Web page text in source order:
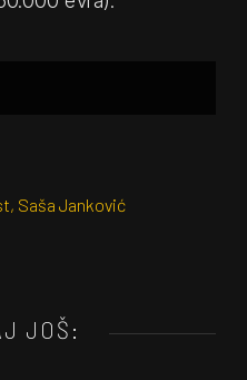
, Saša Janković
JOŠ: